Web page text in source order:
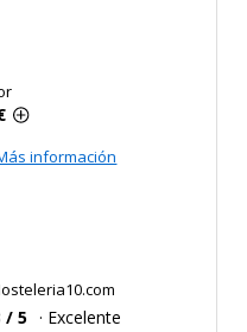
información
/ 5 · Excelente